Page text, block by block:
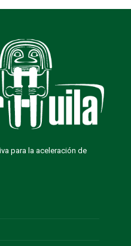
para la aceleración de